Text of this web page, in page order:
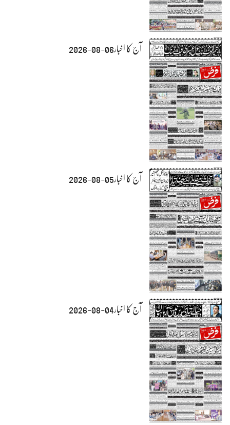
آج کا اخبار06-08-2026
آج کا اخبار05-08-2026
آج کا اخبار04-08-2026